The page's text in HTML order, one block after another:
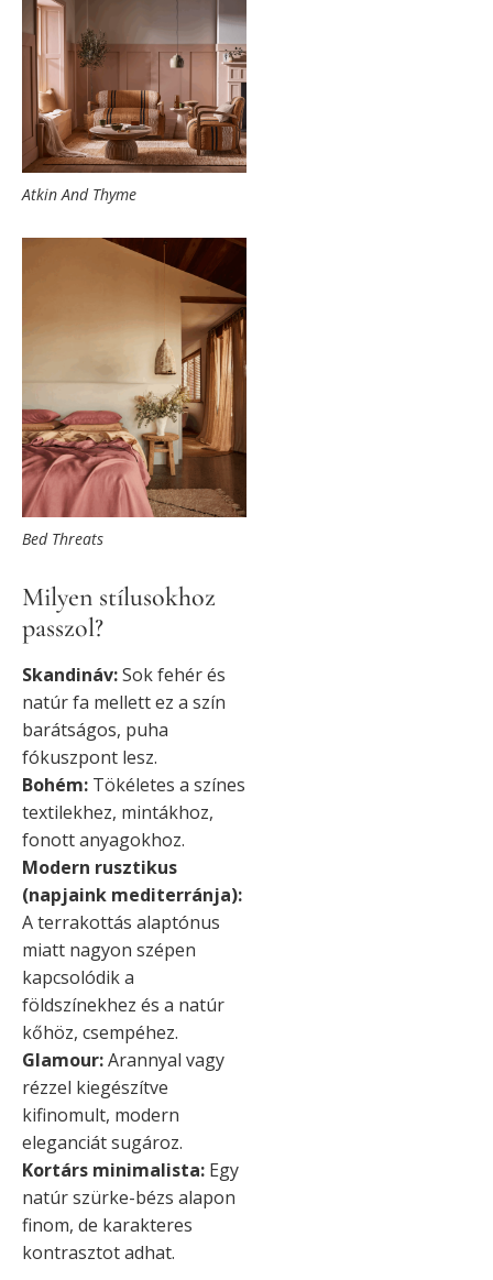
Atkin And Thyme
Bed Threats
Milyen stílusokhoz
passzol?
Skandináv:Sok fehér és
natúr fa mellett ez a szín
barátságos, puha
fókuszpont lesz.
Bohém: Tökéletes a színes
textilekhez, mintákhoz,
fonott anyagokhoz.
Modern rusztikus
(napjaink mediterránja):
A terrakottás alaptónus
miatt nagyon szépen
kapcsolódik a
földszínekhez és a natúr
kőhöz, csempéhez.
Glamour:Arannyal vagy
rézzel kiegészítve
kifinomult, modern
eleganciát sugároz.
Kortárs minimalista: Egy
natúr szürke-bézs alapon
finom, de karakteres
kontrasztot adhat.